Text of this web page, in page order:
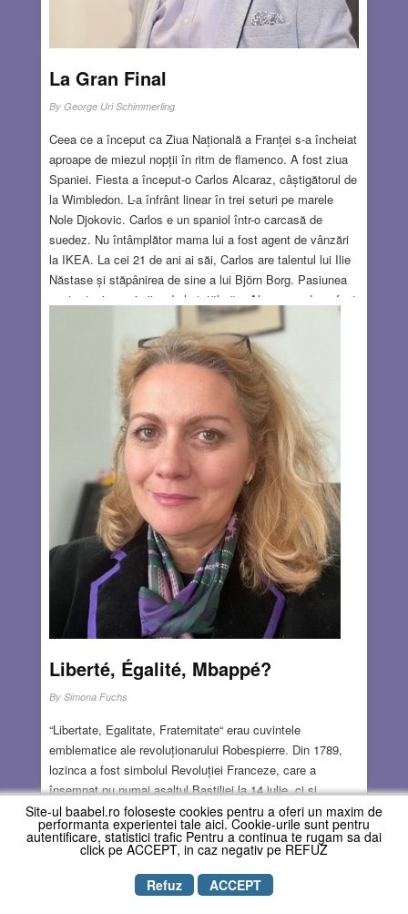
La Gran Final
By George Uri Schimmerling
Ceea ce a început ca Ziua Națională a Franței s-a încheiat
aproape de miezul nopții în ritm de flamenco. A fost ziua
Spaniei. Fiesta a început-o Carlos Alcaraz, câștigătorul de
la Wimbledon. L-a înfrânt linear în trei seturi pe marele
Nole Djokovic. Carlos e un spaniol într-o carcasă de
suedez. Nu întâmplător mama lui a fost agent de vânzări
la IKEA. La cei 21 de ani ai săi, Carlos are talentul lui Ilie
Năstase și stăpânirea de sine a lui Björn Borg. Pasiunea
pentru tenis a primit-o de la tatăl său. Alcaraz padre a fost
și el jucător de tenis, dar nu a avut talentul fiului, căci
Carlos îngroapă mingile lângă fileu, în terenul adversarului,
cu aceeași precizie cu care Gaudi construia catedrale. L-a
scos din ritm pe Nole, până când acesta nu a mai putut
face nimic altceva decât să-l aplaude la final. Și,
bineînțeles, au continuat gheparzii tineri ai lui señor Luis
de la Fuente, care au jucat cel mai frumos fotbal din acest
Read more…
JUL 15, 2024 7 COMMENTS
Liberté, Égalité, Mbappé?
By Simona Fuchs
“Libertate, Egalitate, Fraternitate“ erau cuvintele
emblematice ale revoluționarului Robespierre. Din 1789,
lozinca a fost simbolul Revoluției Franceze, care a
însemnat nu numai asaltul Bastiliei la 14 iulie, ci și
abolirea absolutismului despotic al monarhiei. În 11 iulie
1789, generalul Lafayette, cel care a condus armata
franceză de partea americanilor în Războiul de
Independență, aduce în Adunarea Națională „Declarația
drepturilor omului și cetățeanului”, după modelul american,
Site-ul baabel.ro foloseste cookies pentru a oferi un maxim de
performanta experientei tale aici. Cookie-urile sunt pentru
autentificare, statistici trafic Pentru a continua te rugam sa dai
click pe ACCEPT, in caz negativ pe REFUZ
Refuz
ACCEPT